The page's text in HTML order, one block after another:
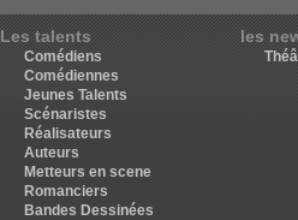
Les talents
Comédiens
Comédiennes
Jeunes Talents
Scénaristes
Réalisateurs
Auteurs
Metteurs en scene
Romanciers
Bandes Dessinées
les